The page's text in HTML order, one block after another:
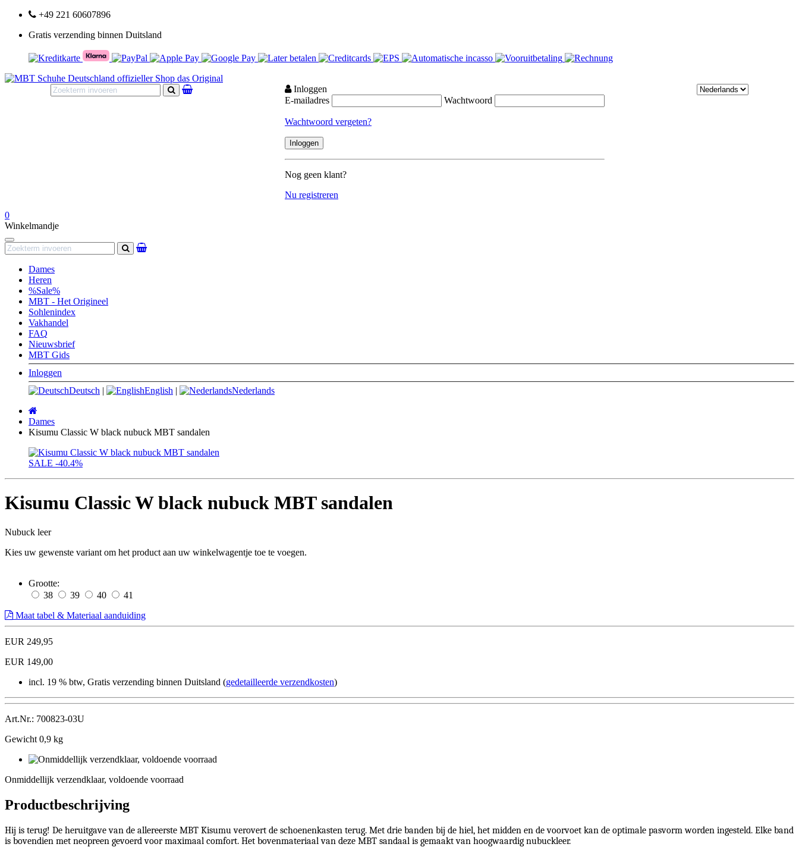
+49 221 60607896
Gratis verzending binnen Duitsland
Zoeken
Inloggen
E-mailadres
Wachtwoord
Wachtwoord vergeten?
Nog geen klant?
Nu registreren
0
Winkelmandje
Navigation
Zoeken
Dames
Heren
%Sale%
MBT - Het Origineel
Sohlenindex
Vakhandel
FAQ
Nieuwsbrief
MBT Gids
Inloggen
Deutsch | English |
Nederlands
Dames
Kisumu Classic W black nubuck MBT sandalen
SALE -40.4%
Kisumu Classic W black nubuck MBT sandalen
Nubuck leer
Kies uw gewenste variant om het product aan uw winkelwagentje toe te voegen.
Grootte:
38
39 40
41
Maat tabel & Materiaal aanduiding
EUR 249,95
EUR 149,00
incl. 19 % btw, Gratis verzending binnen Duitsland (gedetailleerde verzendkosten)
Art.Nr.: 700823-03U
Gewicht 0,9 kg
Onmiddellijk verzendklaar, voldoende voorraad
Productbeschrijving
Hij is terug! De heruitgave van de allereerste MBT Kisumu verovert de schoenenkasten terug. Met drie banden bij de hiel, het midden en de voorvoet kan de optimale pasvorm worden ingesteld. Elke band
is bovendien met neopreen gevoerd voor maximaal comfort. Het bovenmateriaal van deze MBT sandaal is gemaakt van hoogwaardig nubuckleer.